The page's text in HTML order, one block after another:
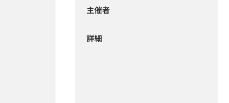
主催者
詳細